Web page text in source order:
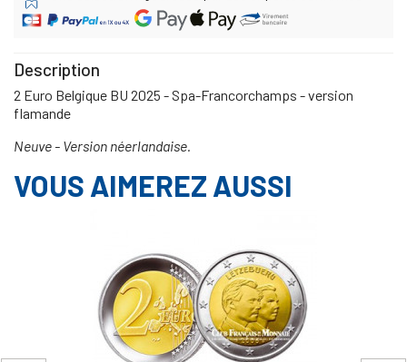
Description
2 Euro Belgique BU 2025 - Spa-Francorchamps - version
flamande
Neuve - Version néerlandaise.
VOUS AIMEREZ AUSSI